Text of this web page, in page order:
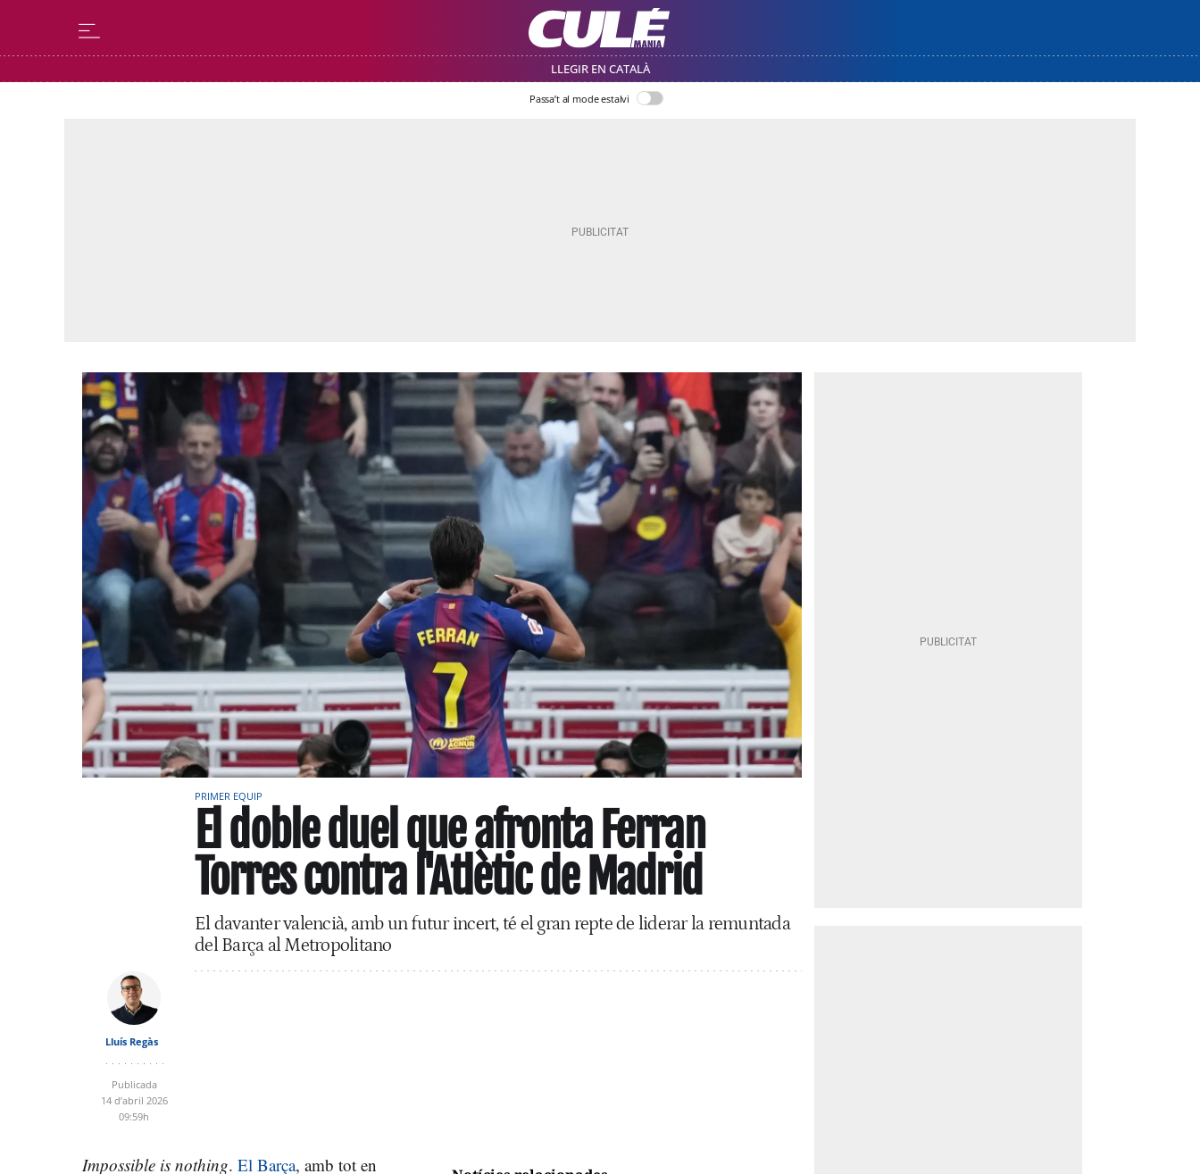
LLEGIR EN CATALÀ
Passa’t al mode estalvi
PRIMER EQUIP
El doble duel que afronta Ferran
Torres contra l'Atlètic de Madrid
El davanter valencià, amb un futur incert, té el gran repte de liderar la remuntada
del Barça al Metropolitano
Lluís Regàs
Publicada
14 d’abril 2026
09:59h
Impossible is nothing. El Barça, amb tot en